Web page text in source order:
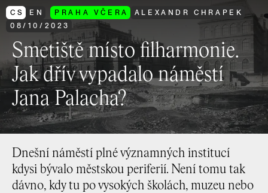
CS EN PRAHA VČERA
ALEXANDR CHRAPEK
08/ 10/ 2023
Smetiště místo filharmonie.
Jak dřív vypadalo náměstí
Jana Palacha?
Dnešní náměstí plné významných institucí
kdysi bývalo městskou periferií. Není tomu tak
dávno, kdy tu po vysokých školách, muzeu nebo